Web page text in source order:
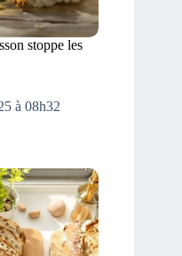
stoppe les
à 08h32